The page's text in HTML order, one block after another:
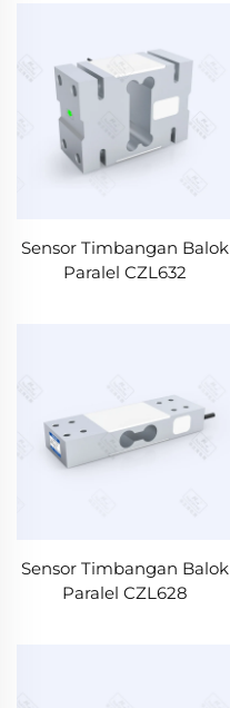
Sensor Timbangan Balok
Paralel CZL632
Sensor Timbangan Balok
Paralel CZL628